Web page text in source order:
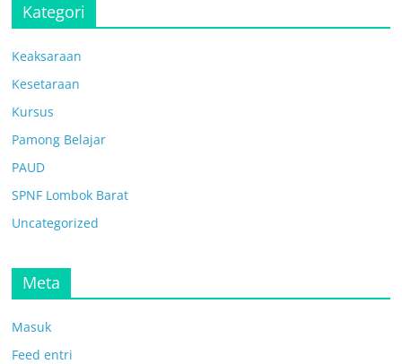
Kategori
Keaksaraan
Kesetaraan
Kursus
Pamong Belajar
PAUD
SPNF Lombok Barat
Uncategorized
Meta
Masuk
Feed entri